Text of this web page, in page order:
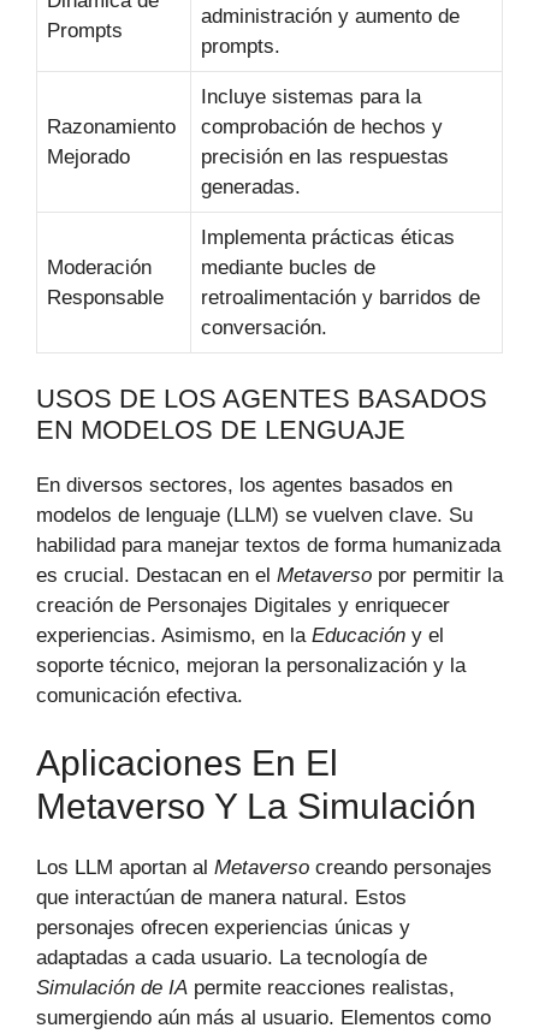
Prompts
administración y aumento de
prompts.
Razonamiento
Mejorado
Incluye sistemas para la
comprobación de hechos y
precisión en las respuestas
generadas.
Moderación
Responsable
Implementa prácticas éticas
mediante bucles de
retroalimentación y barridos de
conversación.
USOS DE LOS AGENTES BASADOS
EN MODELOS DE LENGUAJE
En diversos sectores, los agentes basados en
modelos de lenguaje (LLM) se vuelven clave. Su
habilidad para manejar textos de forma humanizada
es crucial. Destacan en el Metaverso por permitir la
creación de Personajes Digitales y enriquecer
experiencias. Asimismo, en la Educación y el
soporte técnico, mejoran la personalización y la
comunicación efectiva.
Aplicaciones En El
Metaverso Y La Simulación
Los LLM aportan al Metaverso creando personajes
que interactúan de manera natural. Estos
personajes ofrecen experiencias únicas y
adaptadas a cada usuario. La tecnología de
Simulación de IA permite reacciones realistas,
sumergiendo aún más al usuario. Elementos como